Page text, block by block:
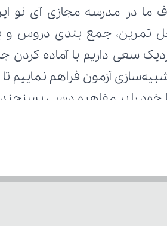
خود را بر مفاهیم درسی بسنجند.